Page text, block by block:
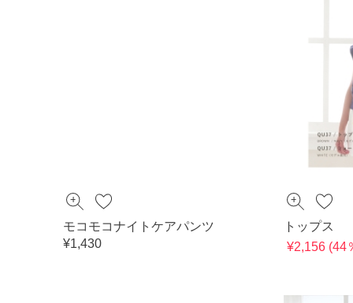
モコモコナイトケアパンツ
¥1,430
トップス
¥2,156 (44